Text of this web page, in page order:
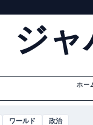
ジ
ホー
ワールド 政治